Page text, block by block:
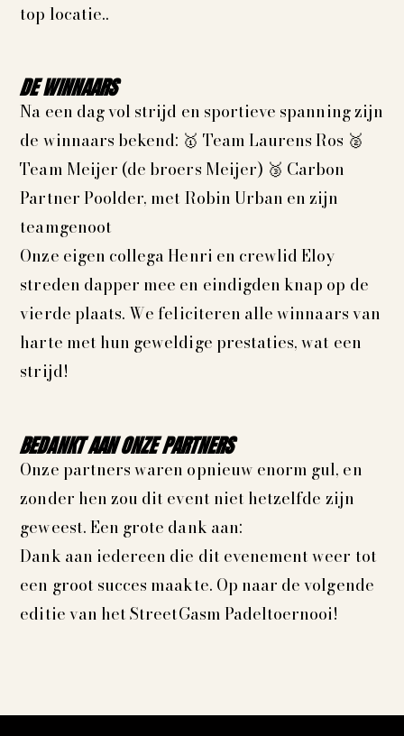
top locatie..
DE WINNAARS
Na een dag vol strijd en sportieve spanning zijn
de winnaars bekend: 🥇 Team Laurens Ros 🥈
Team Meijer (de broers Meijer) 🥉 Carbon
Partner Poolder, met Robin Urban en zijn
teamgenoot
Onze eigen collega Henri en crewlid Eloy
streden dapper mee en eindigden knap op de
vierde plaats. We feliciteren alle winnaars van
harte met hun geweldige prestaties, wat een
strijd!
BEDANKT AAN ONZE PARTNERS
Onze partners waren opnieuw enorm gul, en
zonder hen zou dit event niet hetzelfde zijn
geweest. Een grote dank aan:
Dank aan iedereen die dit evenement weer tot
een groot succes maakte. Op naar de volgende
editie van het StreetGasm Padeltoernooi!